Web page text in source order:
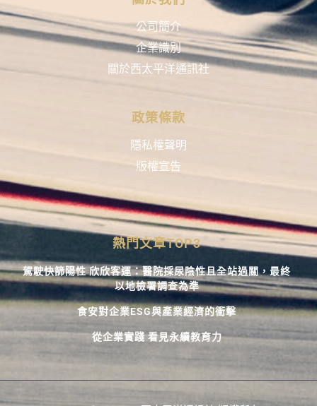
公司簡介
企業識別
關於西太平洋通訊社
政策條款
隱私權聲明
版權宣告
熱門文章TOP3
駕駛快篩陽性 欣欣客運：醫院採尿陰性且全站過關，最終
以地檢署調查為準
食安對企業ESG與產業經濟的衝擊
從企業實踐 看見永續教育力